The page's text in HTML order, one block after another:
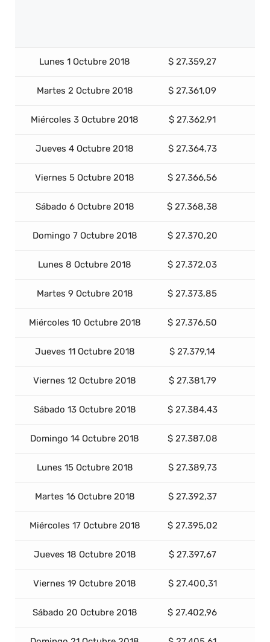
Lunes 1 Octubre 2018 $ 27.359,27
Martes 2 Octubre 2018 $ 27.361,09
Miércoles 3 Octubre 2018 $ 27.362,91
Jueves 4 Octubre 2018 $ 27.364,73
Viernes 5 Octubre 2018 $ 27.366,56
Sábado 6 Octubre 2018 $ 27.368,38
Domingo 7 Octubre 2018 $ 27.370,20
Lunes 8 Octubre 2018 $ 27.372,03
Martes 9 Octubre 2018 $ 27.373,85
Miércoles 10 Octubre 2018 $ 27.376,50
Jueves 11 Octubre 2018 $ 27.379,14
Viernes 12 Octubre 2018 $ 27.381,79
Sábado 13 Octubre 2018 $ 27.384,43
Domingo 14 Octubre 2018 $ 27.387,08
Lunes 15 Octubre 2018 $ 27.389,73
Martes 16 Octubre 2018 $ 27.392,37
Miércoles 17 Octubre 2018 $ 27.395,02
Jueves 18 Octubre 2018 $ 27.397,67
Viernes 19 Octubre 2018 $ 27.400,31
Sábado 20 Octubre 2018 $ 27.402,96